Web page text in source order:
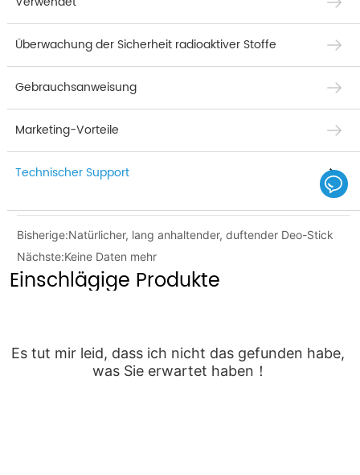
Überwachung der Sicherheit radioaktiver Stoffe
Gebrauchsanweisung
Marketing-Vorteile
Technischer Support
Bisherige:Natürlicher, lang anhaltender, duftender Deo-Stick
Nächste:Keine Daten mehr
Einschlägige Produkte
Es tut mir leid, dass ich nicht das gefunden habe,
was Sie erwartet haben！